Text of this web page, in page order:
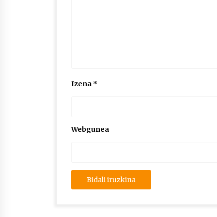
Izena *
Webgunea